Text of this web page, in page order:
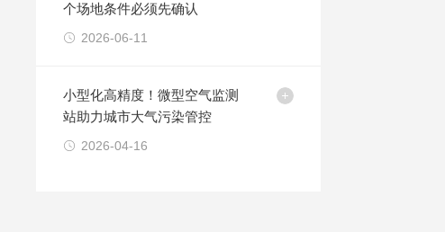
个场地条件必须先确认
2026-06-11
小型化高精度！微型空气监测
站助力城市大气污染管控
2026-04-16